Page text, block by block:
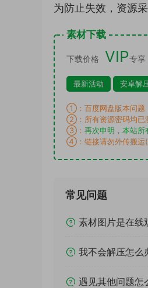
为防止失效，资源
素材下载
下载价格 VIP专享
最新活动 安卓解
①：百度网盘版本问题
②：所有资源密码均已
③： 再次申明，本站所
④：链接请勿外传搬运(
常见问题
素材图片是在线
我不会解压怎么
遇见其他问题怎